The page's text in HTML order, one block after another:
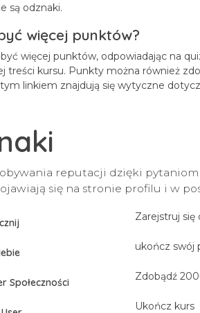
są odznaki.
więcej punktów?
więcej punktów, odpowiadając na
treści kursu. Punkty można również
linkiem znajdują się wytyczne
reputacji dzięki
się na stronie profilu i w
Zarejstruj
ukończ swój
Społeczności Zdobądź
Ukończ kurs